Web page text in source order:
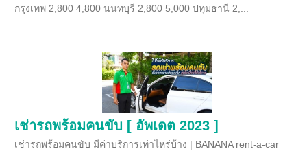
กรุงเทพ 2,800 4,800 นนทบุรี 2,800 5,000 ปทุมธานี 2,...
เช่ารถพร้อมคนขับ [ อัพเดต 2023 ]
เช่ารถพร้อมคนขับ มีค่าบริการเท่าไหร่บ้าง | BANANA rent-a-car